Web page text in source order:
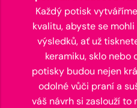
Každý potisk
kvalitu, abyste se
výsledků, ať už
keramiku, sklo nebo
potisky budou nejen
odolné vůči praní a
váš návrh si zaslouží